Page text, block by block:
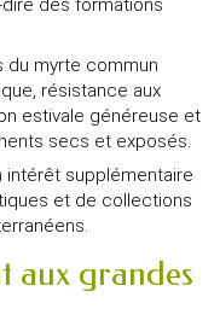
des formations
du myrte commun
résistance aux
estivale généreuse et
secs et exposés.
intérêt supplémentaire
et de collections
aux grandes